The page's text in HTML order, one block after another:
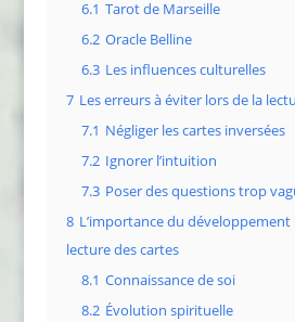
6.1 Tarot de Marseille
6.2 Oracle Belline
6.3 Les influences culturelles
7 Les erreurs à éviter lors de la
7.1 Négliger les cartes inversées
7.2 Ignorer l’intuition
7.3 Poser des questions trop
8 L’importance du
lecture des cartes
8.1 Connaissance de soi
8.2 Évolution spirituelle